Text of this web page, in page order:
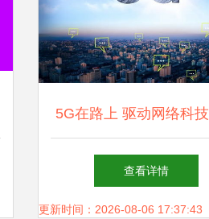
5G在路上 驱动网络科
的变革引擎
查看详情
更新时间：2026-08-06 17:37:43